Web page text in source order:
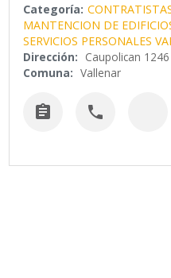
Categoría:
MANTENCION DE
SERVICIOS PERSONALES
Dirección: Caupolican 1246
Comuna: Vallenar
 